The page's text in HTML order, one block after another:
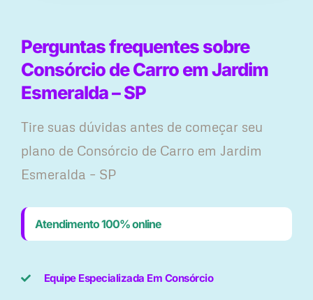
Perguntas frequentes sobre
Consórcio de Carro em Jardim
Esmeralda – SP
Tire suas dúvidas antes de começar seu
plano ​de Consórcio de Carro em Jardim
Esmeralda – SP
Atendimento 100% online
Equipe Especializada Em Consórcio